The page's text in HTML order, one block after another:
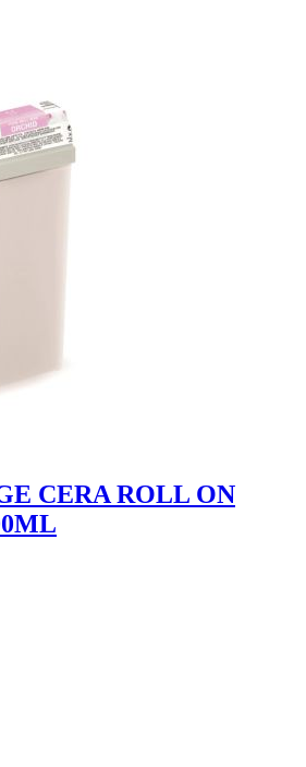
CERA ROLL ON